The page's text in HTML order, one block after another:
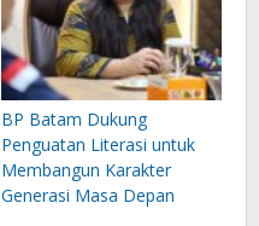
BP Batam Dukung
Penguatan Literasi untuk
Membangun Karakter
Generasi Masa Depan